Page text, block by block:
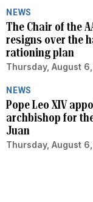
NEWS
The Chair of the
resigns over the
rationing plan
Thursday, August
NEWS
Pope Leo XIV
archbishop for
Juan
Thursday, August